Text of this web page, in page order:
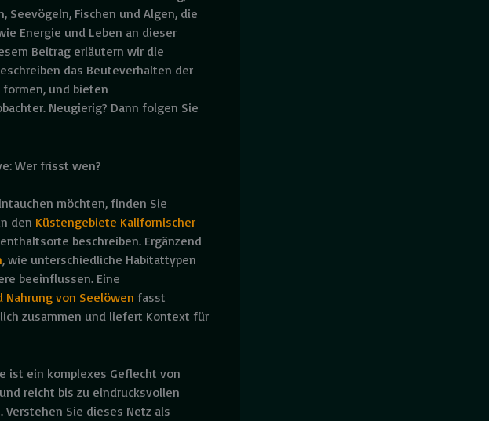
Seevögeln, Fischen und Algen, die
Energie und Leben an dieser
Beitrag erläutern wir die
das Beuteverhalten der
formen, und bieten
Neugierig? Dann folgen Sie
Wer frisst wen?
möchten, finden Sie
den Küstengebiete Kalifornischer
beschreiben. Ergänzend
, wie unterschiedliche Habitattypen
beeinflussen. Eine
Nahrung von Seelöwen fasst
zusammen und liefert Kontext für
ist ein komplexes Geflecht von
reicht bis zu eindrucksvollen
Sie dieses Netz als